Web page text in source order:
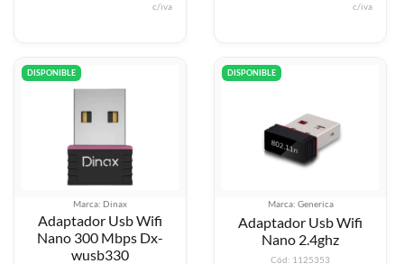
c/iva c/iva
DISPONIBLE
Marca: Dinax
Adaptador Usb Wifi
Nano 300 Mbps Dx-
wusb330
DISPONIBLE
Marca: Generica
Adaptador Usb Wifi
Nano 2.4ghz
Cód: 1125353